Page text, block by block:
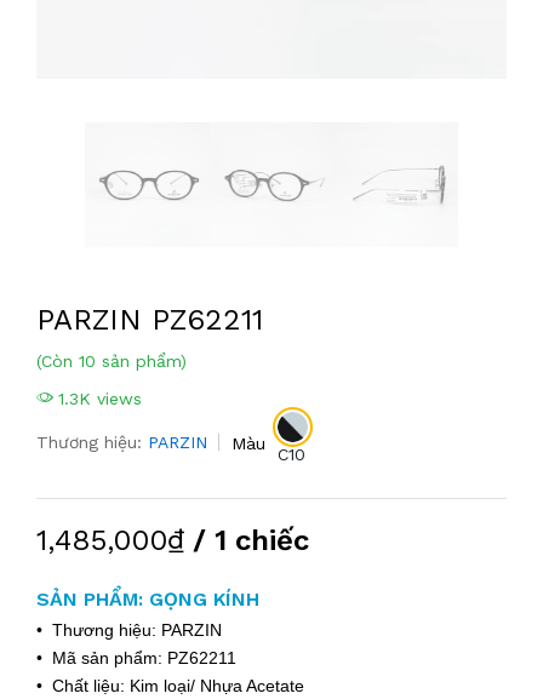
PARZIN PZ62211
(Còn 10 sản phẩm)
1.3K views
Thương hiệu: PARZIN Màu
C10
1,485,000₫ / 1 chiếc
SẢN PHẨM: GỌNG KÍNH
• Thương hiệu: PARZIN
• Mã sản phẩm: PZ62211
• Chất liệu: Kim loại/ Nhựa Acetate